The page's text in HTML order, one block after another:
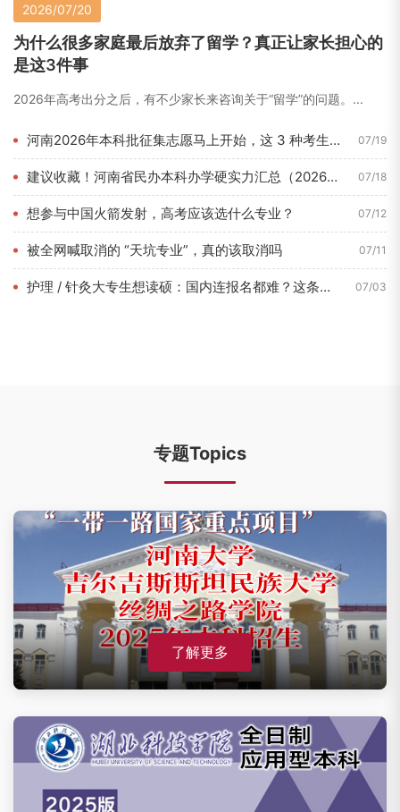
2026/07/20
为什么很多家庭最后放弃了留学？真正让家长担心的
是这3件事
2026年高考出分之后，有不少家长来咨询关于“留学”的问题。...
河南2026年本科批征集志愿马上开始，这 3 种考生最容易捡... 07/19
建议收藏！河南省民办本科办学硬实力汇总（2026年7月最新数... 07/18
想参与中国火箭发射，高考应该选什么专业？ 07/12
被全网喊取消的 “天坑专业”，真的该取消吗 07/11
护理 / 针灸大专生想读硕：国内连报名都难？这条路 1 年即... 07/03
专题Topics
了解更多